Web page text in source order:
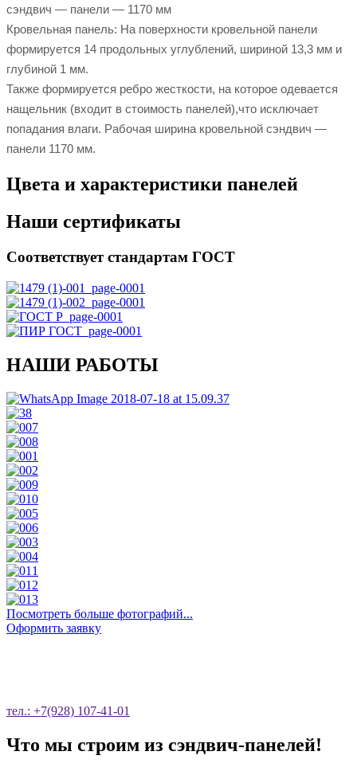
сэндвич — панели — 1170 мм
Кровельная панель: На поверхности кровельной панели
формируется 14 продольных углублений, шириной 13,3 мм и
глубиной 1 мм.
Также формируется ребро жесткости, на которое одевается
нащельник (входит в стоимость панелей),что исключает
попадания влаги. Рабочая ширина кровельной сэндвич —
панели 1170 мм.
Цвета и характеристики панелей
Наши сертификаты
Соответствует стандартам ГОСТ
НАШИ РАБОТЫ
Посмотреть больше фотографий...
Оформить заявку
тел.: +7(928) 107-41-01
Что мы строим из сэндвич-панелей!